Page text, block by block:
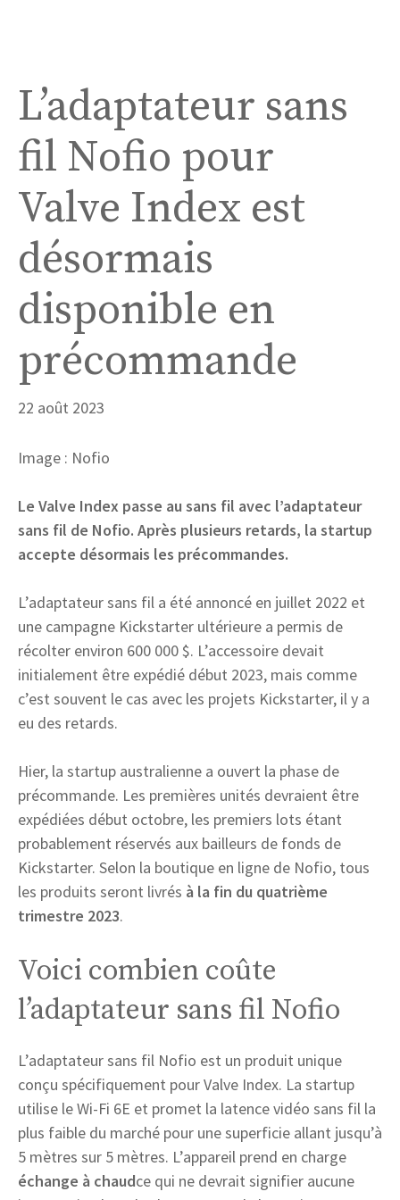
L’adaptateur sans
fil Nofio pour
Valve Index est
désormais
disponible en
précommande
22 août 2023
Image : Nofio
Le Valve Index passe au sans fil avec l’adaptateur
sans fil de Nofio. Après plusieurs retards, la startup
accepte désormais les précommandes.
L’adaptateur sans fil a été annoncé en juillet 2022 et
une campagne Kickstarter ultérieure a permis de
récolter environ 600 000 $. L’accessoire devait
initialement être expédié début 2023, mais comme
c’est souvent le cas avec les projets Kickstarter, il y a
eu des retards.
Hier, la startup australienne a ouvert la phase de
précommande. Les premières unités devraient être
expédiées début octobre, les premiers lots étant
probablement réservés aux bailleurs de fonds de
Kickstarter. Selon la boutique en ligne de Nofio, tous
les produits seront livrés à la fin du quatrième
trimestre 2023.
Voici combien coûte
l’adaptateur sans fil Nofio
L’adaptateur sans fil Nofio est un produit unique
conçu spécifiquement pour Valve Index. La startup
utilise le Wi-Fi 6E et promet la latence vidéo sans fil la
plus faible du marché pour une superficie allant jusqu’à
5 mètres sur 5 mètres. L’appareil prend en charge
échange à chaudce qui ne devrait signifier aucune